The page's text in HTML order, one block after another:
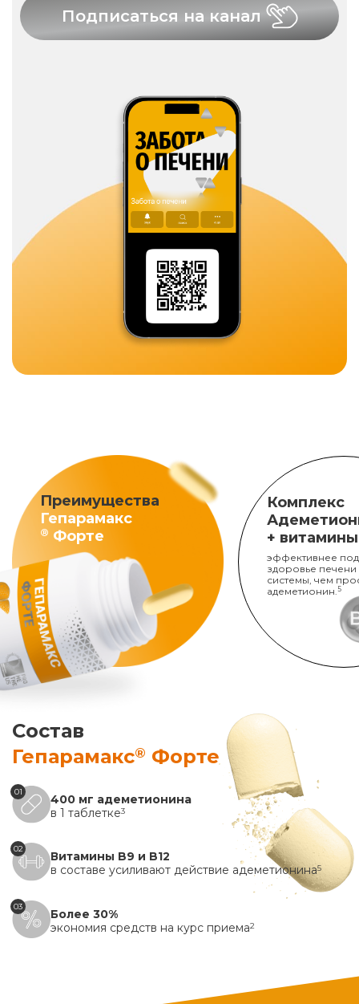
Подписаться на канал
Преимущества
Гепарамакс
® Форте
Комплекс
+
эффективнее
здоровье печени
системы, чем
адеметионин. 5
Состав
Гепарамакс® Форте
01
400 мг адеметионина
в 1 таблетке3
02
Витамины B9 и B12
в составе усиливают действие адеметионина5
03
Более 30%
экономия средств на курс приема2